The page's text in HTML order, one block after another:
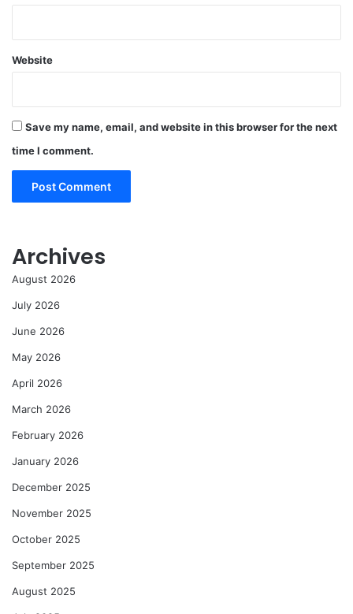
Website
Save my name, email, and website in this browser for the next
time I comment.
Archives
August 2026
July 2026
June 2026
May 2026
April 2026
March 2026
February 2026
January 2026
December 2025
November 2025
October 2025
September 2025
August 2025